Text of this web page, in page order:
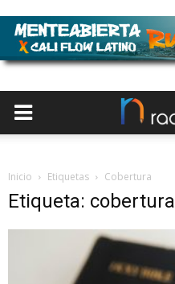
Inicio Etiquetas Cobertura
Etiqueta: cobertura